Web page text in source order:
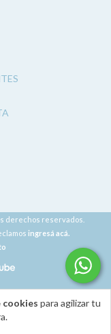
cookies para agilizar tu
derechos reservados.
ingresá acá.